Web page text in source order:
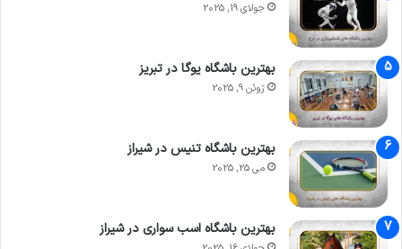
جولای 19, 2025
بهترین باشگاه یوگا در تبریز
ژوئن 9, 2025
بهترین باشگاه تنیس در شیراز
می 25, 2025
بهترین باشگاه اسب سواری در شیراز